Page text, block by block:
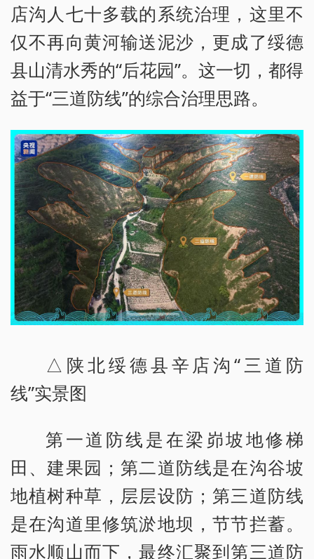
店沟人七十多载的系统治理，这里不
仅不再向黄河输送泥沙，更成了绥德
县山清水秀的“后花园”。这一切，都得
益于“三道防线”的综合治理思路。
△陕北绥德县辛店沟“三道防
线”实景图
第一道防线是在梁峁坡地修梯
田、建果园；第二道防线是在沟谷坡
地植树种草，层层设防；第三道防线
是在沟道里修筑淤地坝，节节拦蓄。
雨水顺山而下，最终汇聚到第三道防